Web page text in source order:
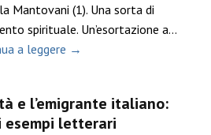
Mantovani (1). Una sorta di
spirituale. Un’esortazione a…
a leggere →
e l’emigrante italiano:
esempi letterari